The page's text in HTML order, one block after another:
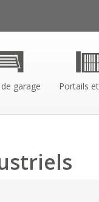
garage Portails